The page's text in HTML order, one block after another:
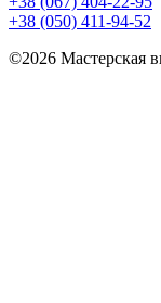
+38 (050) 411-94-52
©2026 Мастерская